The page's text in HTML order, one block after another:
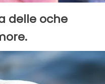
delle oche